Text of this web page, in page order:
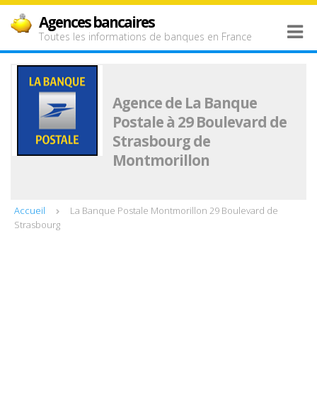
Agences bancaires
Toutes les informations de banques en France
Agence de La Banque
Postale à 29 Boulevard de
Strasbourg de
Montmorillon
Accueil
La Banque Postale Montmorillon 29 Boulevard de
Strasbourg